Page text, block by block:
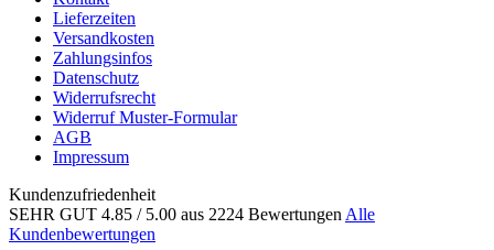
Lieferzeiten
Versandkosten
Zahlungsinfos
Datenschutz
Widerrufsrecht
Widerruf Muster-Formular
AGB
Impressum
Kundenzufriedenheit
SEHR GUT 4.85 / 5.00 aus 2224 Bewertungen Alle
Kundenbewertungen